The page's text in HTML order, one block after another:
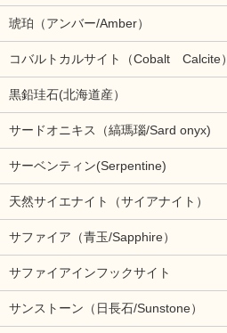
琥珀（アンバー/Amber）
コバルトカルサイト（Cobalt Calcite）
黒鉛珪石(北海道産）
サードオニキス（縞瑪瑙/Sard onyx)
サーベンティン(Serpentine)
天然サイエナイト（サイアナイト）
サファイア（青玉/Sapphire）
サファイアインフックサイト
サンストーン（日長石/Sunstone）